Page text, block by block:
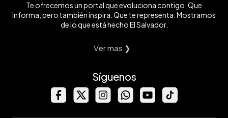
Te ofrecemos un portal que evoluciona contigo. Que
informa, pero también inspira. Que te representa. Mostramos
de lo que está hecho El Salvador.
Ver mas ❯
Síguenos